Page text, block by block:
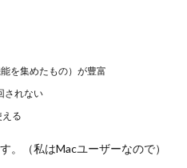
を集めたもの）が豊富
されない
る
。（私はMacユーザーなので）